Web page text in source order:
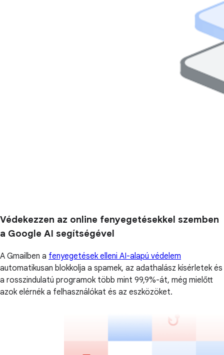
Védekezzen az online fenyegetésekkel szemben
a Google AI segítségével
A Gmailben a fenyegetések elleni AI-alapú védelem
automatikusan blokkolja a spamek, az adathalász kísérletek és
a rosszindulatú programok több mint 99,9%-át, még mielőtt
azok elérnék a felhasználókat és az eszközöket.